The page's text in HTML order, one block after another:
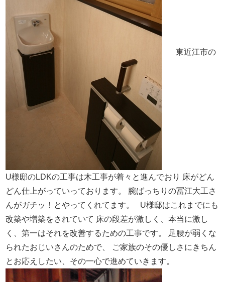
東近江市の
U様邸のLDKの工事は木工事が着々と進んでおり 床がどん
どん仕上がっていっております。
腕ばっちりの冨江大工さ
んがガチッ！とやってくれてます。
U様邸はこれまでにも
改築や増築をされていて 床の段差が激しく、本当に激し
く、第一はそれを改善するための工事です。
足腰が弱くな
られたおじいさんのためで、
ご家族のその優しさにきちん
とお応えしたい、その一心で進めていきます。